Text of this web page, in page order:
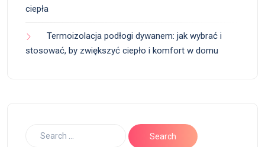
ciepła
Termoizolacja podłogi dywanem: jak wybrać i
stosować, by zwiększyć ciepło i komfort w domu